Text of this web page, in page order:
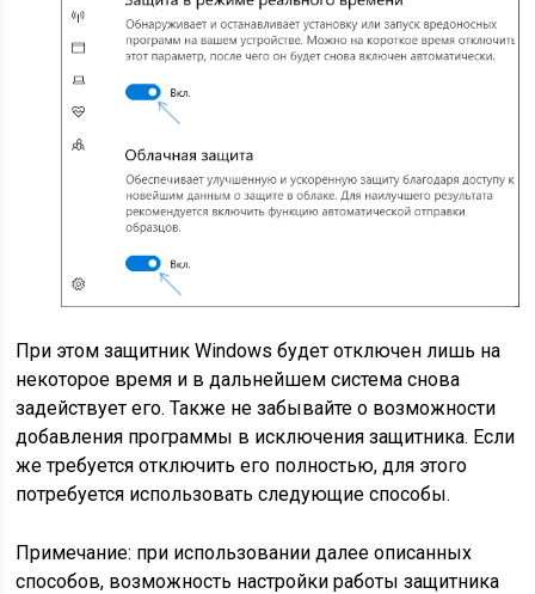
При этом защитник Windows будет отключен лишь на
некоторое время и в дальнейшем система снова
задействует его. Также не забывайте о возможности
добавления программы в исключения защитника. Если
же требуется отключить его полностью, для этого
потребуется использовать следующие способы.
Примечание: при использовании далее описанных
способов, возможность настройки работы защитника